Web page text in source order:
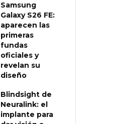
Samsung
Galaxy S26 FE:
aparecen las
primeras
fundas
oficiales y
revelan su
diseño
Blindsight de
Neuralink: el
implante para